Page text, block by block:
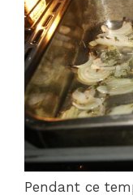
Pendant ce